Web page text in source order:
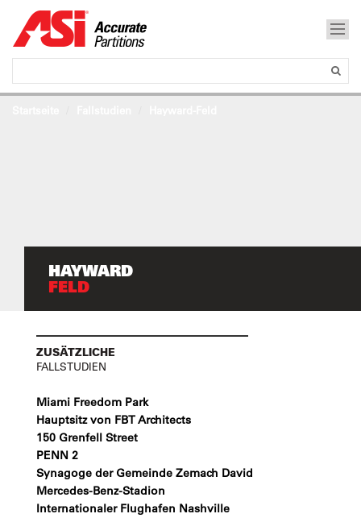
HAYWARD
FELD
ZUSÄTZLICHE
FALLSTUDIEN
Miami Freedom Park
Hauptsitz von FBT Architects
150 Grenfell Street
PENN 2
Synagoge der Gemeinde Zemach David
Mercedes-Benz-Stadion
Internationaler Flughafen Nashville